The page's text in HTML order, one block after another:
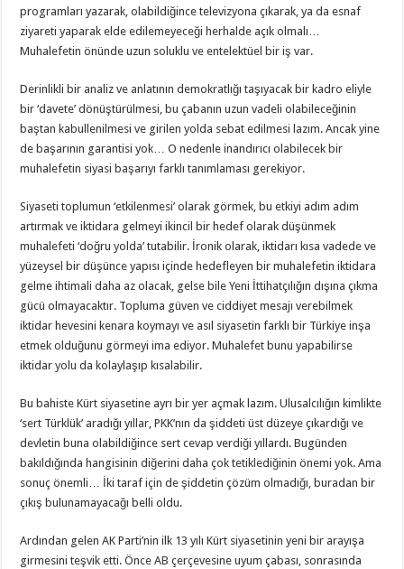
programları yazarak, olabildiğince televizyona çıkarak, ya da esnaf
ziyareti yaparak elde edilemeyeceği herhalde açık olmalı…
Muhalefetin önünde uzun soluklu ve entelektüel bir iş var.
Derinlikli bir analiz ve anlatının demokratlığı taşıyacak bir kadro eliyle
bir ‘davete’ dönüştürülmesi, bu çabanın uzun vadeli olabileceğinin
baştan kabullenilmesi ve girilen yolda sebat edilmesi lazım. Ancak yine
de başarının garantisi yok… O nedenle inandırıcı olabilecek bir
muhalefetin siyasi başarıyı farklı tanımlaması gerekiyor.
Siyaseti toplumun ‘etkilenmesi’ olarak görmek, bu etkiyi adım adım
artırmak ve iktidara gelmeyi ikincil bir hedef olarak düşünmek
muhalefeti ‘doğru yolda’ tutabilir. İronik olarak, iktidarı kısa vadede ve
yüzeysel bir düşünce yapısı içinde hedefleyen bir muhalefetin iktidara
gelme ihtimali daha az olacak, gelse bile Yeni İttihatçılığın dışına çıkma
gücü olmayacaktır. Topluma güven ve ciddiyet mesajı verebilmek
iktidar hevesini kenara koymayı ve asıl siyasetin farklı bir Türkiye inşa
etmek olduğunu görmeyi ima ediyor. Muhalefet bunu yapabilirse
iktidar yolu da kolaylaşıp kısalabilir.
Bu bahiste Kürt siyasetine ayrı bir yer açmak lazım. Ulusalcılığın kimlikte
‘sert Türklük’ aradığı yıllar, PKK’nın da şiddeti üst düzeye çıkardığı ve
devletin buna olabildiğince sert cevap verdiği yıllardı. Bugünden
bakıldığında hangisinin diğerini daha çok tetiklediğinin önemi yok. Ama
sonuç önemli… İki taraf için de şiddetin çözüm olmadığı, buradan bir
çıkış bulunamayacağı belli oldu.
Ardından gelen AK Parti’nin ilk 13 yılı Kürt siyasetinin yeni bir arayışa
girmesini teşvik etti. Önce AB çerçevesine uyum çabası, sonrasında